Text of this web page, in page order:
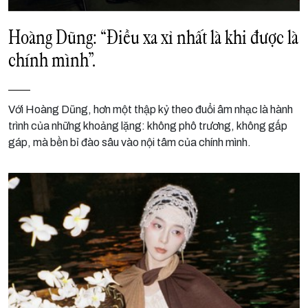
Hoàng Dũng: “Điều xa xỉ nhất là khi được là
chính mình”.
Với Hoàng Dũng, hơn một thập kỷ theo đuổi âm nhạc là hành
trình của những khoảng lặng: không phô trương, không gấp
gáp, mà bền bỉ đào sâu vào nội tâm của chính mình.